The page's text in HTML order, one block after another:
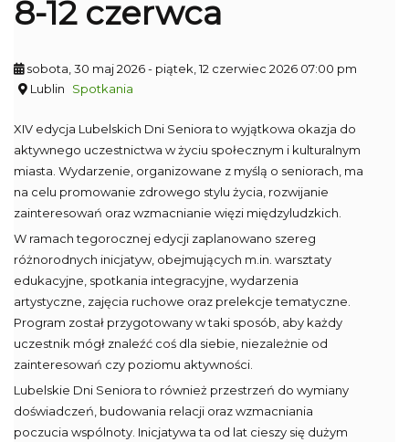
8-12 czerwca
sobota, 30 maj 2026- piątek, 12 czerwiec 2026 07:00 pm
Lublin
Spotkania
XIV edycja Lubelskich Dni Seniora to wyjątkowa okazja do
aktywnego uczestnictwa w życiu społecznym i kulturalnym
miasta. Wydarzenie, organizowane z myślą o seniorach, ma
na celu promowanie zdrowego stylu życia, rozwijanie
zainteresowań oraz wzmacnianie więzi międzyludzkich.
W ramach tegorocznej edycji zaplanowano szereg
różnorodnych inicjatyw, obejmujących m.in. warsztaty
edukacyjne, spotkania integracyjne, wydarzenia
artystyczne, zajęcia ruchowe oraz prelekcje tematyczne.
Program został przygotowany w taki sposób, aby każdy
uczestnik mógł znaleźć coś dla siebie, niezależnie od
zainteresowań czy poziomu aktywności.
Lubelskie Dni Seniora to również przestrzeń do wymiany
doświadczeń, budowania relacji oraz wzmacniania
poczucia wspólnoty. Inicjatywa ta od lat cieszy się dużym